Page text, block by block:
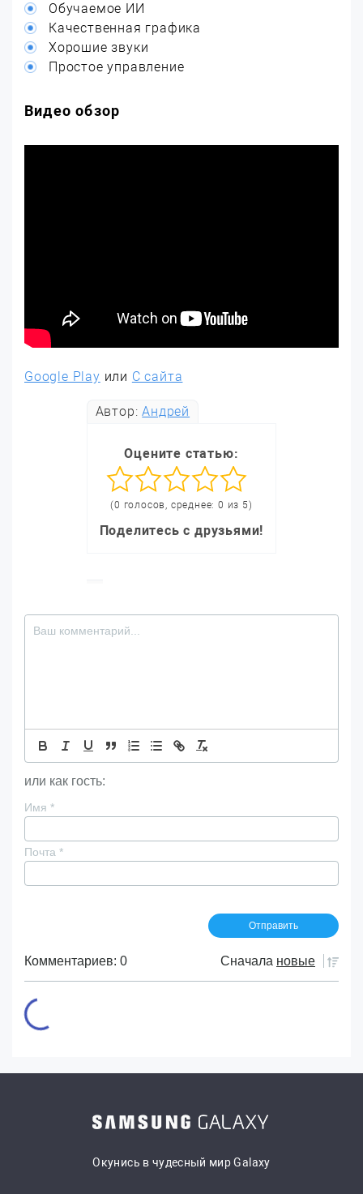
Обучаемое ИИ
Качественная графика
Хорошие звуки
Простое управление
Видео обзор
Google Play или С сайта
Автор:Андрей
Оцените статью:
(0 голосов, среднее: 0 из 5)
Поделитесь с друзьями!
или как гость:
Имя *
Почта *
Комментариев: 0 Сначала новые
Окунись в чудесный мир Galaxy